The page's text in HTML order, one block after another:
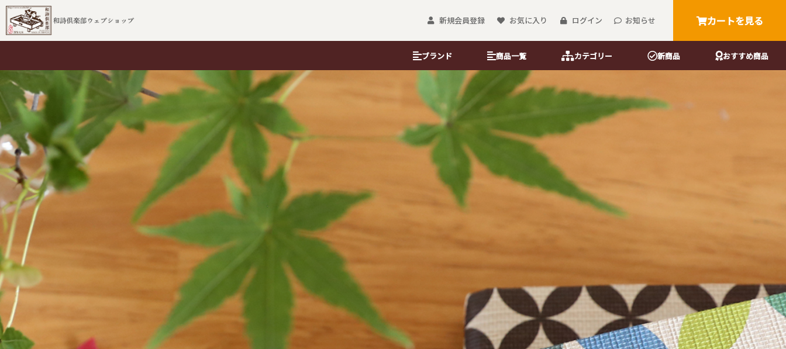
新規会員登録 お気に入り ログイン お知らせ カートを見る
ブランド
和詩倶楽部 ムシカゴ 沓掛ろっか ＆B KYOTO
商品一覧 カテゴリー
ブランド
和詩倶楽部
ムシカゴ
沓掛ろっか
柴田部長
百鬼夜行
その他
ホンノムシ
ハサミムシ
ハコビムシ
ミノムシ
コノハムシ
マトメムシ
おとしだま袋
のし袋・金封
京友禅金彩たとう紙
金藝遠州袋
箸・楊枝
敷紙
御前御敷紙
桐箱入りの一筆箋
桐箱一筆箋
桐箱吉兆箋
桐箱花鳥箋
懐紙
懐紙入れ
懐柄紙
金彩懐紙
書包み（文庫判）
御朱印帳
御朱印帳
ふたこと箋
みこと箋
徒然箋
方丈箋
一筆箋
みやこ草一筆箋
一筆其の先箋（たて型）
一筆此の先箋（よこ型）
ことの葉はがき
ことの葉はがき単品
ことの葉はがきセット
めでたはがき
年賀はがき
招福 御年賀はがき
新商品 おすすめ商品